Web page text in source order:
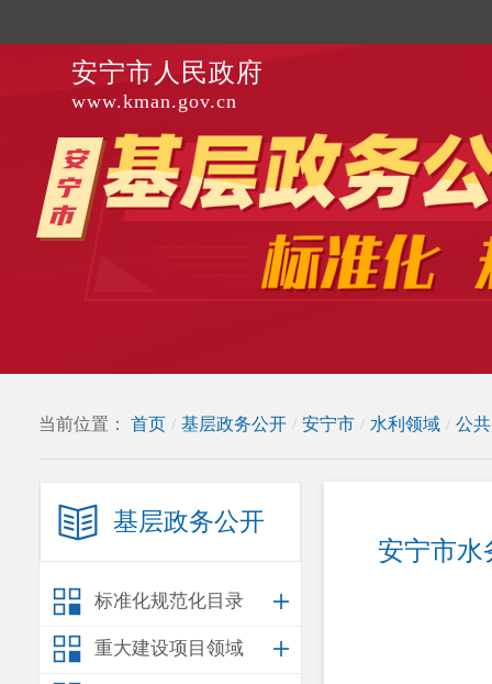
安宁市人民政府
www.kman.gov.cn
当前位置： 首页 / 基层政务公开 / 安宁市 / 水利领域 / 公
基层政务公开
标准化规范化目录
重大建设项目领域
安宁市水